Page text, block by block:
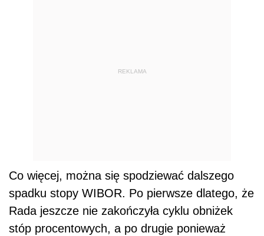
REKLAMA
Co więcej, można się spodziewać dalszego
spadku stopy WIBOR. Po pierwsze dlatego, że
Rada jeszcze nie zakończyła cyklu obniżek
stóp procentowych, a po drugie ponieważ